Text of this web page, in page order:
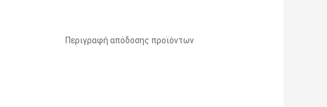
Περιγραφή απόδοσης προϊόντων